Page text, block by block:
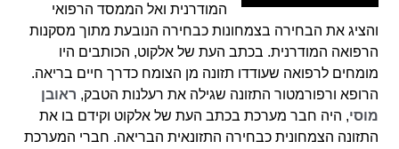
המודרנית ואל הממסד הרפואי
והציג את הבחירה בצמחונות כבחירה הנובעת מתוך מסקנות
הרפואה המודרנית. בכתב העת של אלקוט, הכותבים היו
מומחים לרפואה שעודדו תזונה מן הצומח כדרך חיים בריאה.
הרופא ורפורמטור התזונה שגילה את רעלנות הטבק, ראובן
מוסי, היה חבר מערכת בכתב העת של אלקוט וקידם בו את
התזונה הצמחונית כבחירה התזונאית הבריאה. חברי המערכת